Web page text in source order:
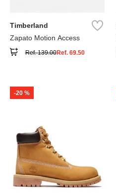
Timberland
Zapato Motion Access
Ref.139.00Ref. 69.50
-20 %